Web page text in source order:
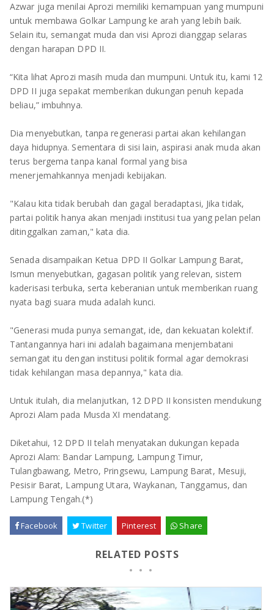
Azwar juga menilai Aprozi memiliki kemampuan yang mumpuni
untuk membawa Golkar Lampung ke arah yang lebih baik.
Selain itu, semangat muda dan visi Aprozi dianggap selaras
dengan harapan DPD II.
“Kita lihat Aprozi masih muda dan mumpuni. Untuk itu, kami 12
DPD II juga sepakat memberikan dukungan penuh kepada
beliau,” imbuhnya.
Dia menyebutkan, tanpa regenerasi partai akan kehilangan
daya hidupnya. Sementara di sisi lain, aspirasi anak muda akan
terus bergema tanpa kanal formal yang bisa
menerjemahkannya menjadi kebijakan.
"Kalau kita tidak berubah dan gagal beradaptasi, Jika tidak,
partai politik hanya akan menjadi institusi tua yang pelan pelan
ditinggalkan zaman," kata dia.
Senada disampaikan Ketua DPD II Golkar Lampung Barat,
Ismun menyebutkan, gagasan politik yang relevan, sistem
kaderisasi terbuka, serta keberanian untuk memberikan ruang
nyata bagi suara muda adalah kunci.
"Generasi muda punya semangat, ide, dan kekuatan kolektif.
Tantangannya hari ini adalah bagaimana menjembatani
semangat itu dengan institusi politik formal agar demokrasi
tidak kehilangan masa depannya," kata dia.
Untuk itulah, dia melanjutkan, 12 DPD II konsisten mendukung
Aprozi Alam pada Musda XI mendatang.
Diketahui, 12 DPD II telah menyatakan dukungan kepada
Aprozi Alam: Bandar Lampung, Lampung Timur,
Tulangbawang, Metro, Pringsewu, Lampung Barat, Mesuji,
Pesisir Barat, Lampung Utara, Waykanan, Tanggamus, dan
Lampung Tengah.(*)
Facebook Twitter Pinterest Share
RELATED POSTS